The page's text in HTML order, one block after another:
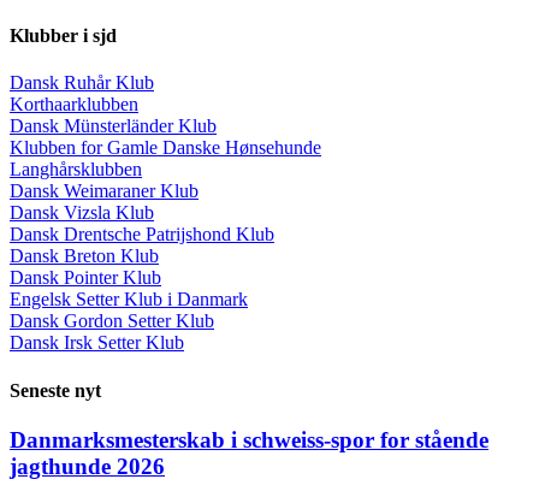
Klubber i sjd
Dansk Ruhår Klub
Korthaarklubben
Dansk Münsterländer Klub
Klubben for Gamle Danske Hønsehunde
Langhårsklubben
Dansk Weimaraner Klub
Dansk Vizsla Klub
Dansk Drentsche Patrijshond Klub
Dansk Breton Klub
Dansk Pointer Klub
Engelsk Setter Klub i Danmark
Dansk Gordon Setter Klub
Dansk Irsk Setter Klub
Seneste nyt
Danmarksmesterskab i schweiss-spor for stående
jagthunde 2026